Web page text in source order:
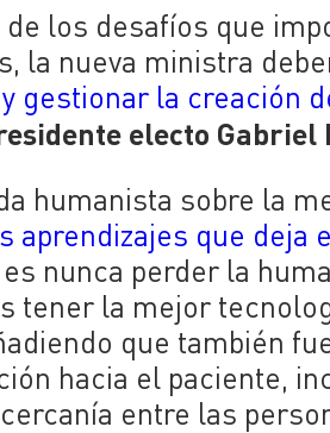
los desafíos que
la nueva ministra
gestionar la creación
electo Gabriel
humanista sobre la
aprendizajes que deja
nunca perder la
tener la mejor
que también
hacia el paciente,
entre las